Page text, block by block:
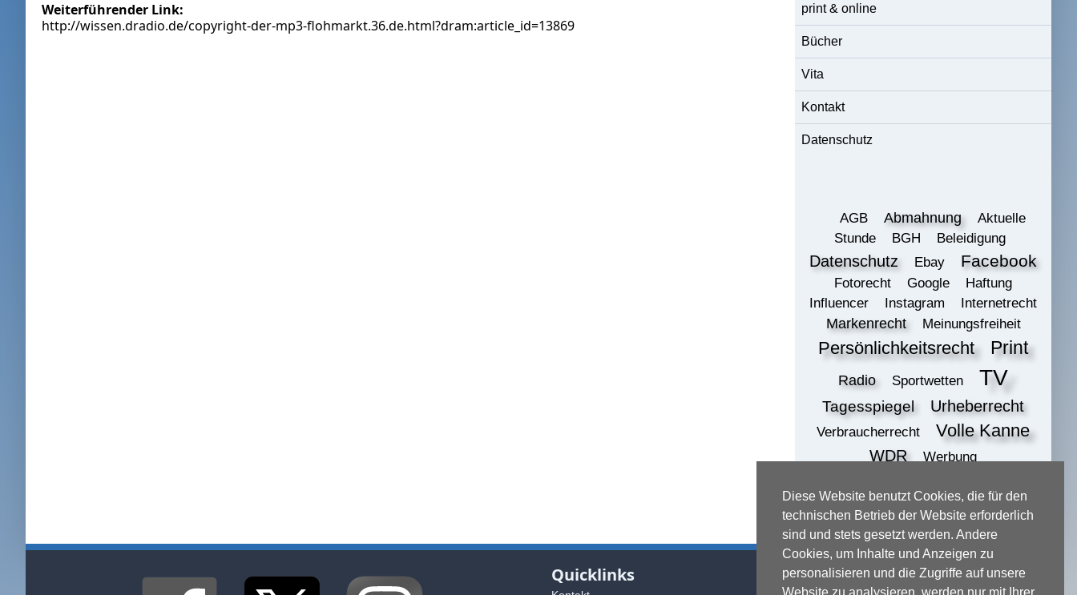
Diese Website benutzt Cookies, die für den
technischen Betrieb der Website erforderlich
sind und stets gesetzt werden. Andere
Cookies, um Inhalte und Anzeigen zu
personalisieren und die Zugriffe auf unsere
Weiterführender Link:
http://wissen.dradio.de/copyright-der-mp3-flohmarkt.36.de.html?dram:article_id=13869
print & online
Bücher
Vita
Kontakt
Datenschutz
AGB Abmahnung
Aktuelle
Stunde
BGH Beleidigung
Datenschutz Ebay Facebook
Fotorecht Google
Haftung
Influencer
Instagram Internetrecht
Markenrecht Meinungsfreiheit
Persönlichkeitsrecht Print
Radio Sportwetten TV
Tagesspiegel Urheberrecht
Verbraucherrecht Volle Kanne
WDR Werbung
print
Quicklinks Kontaktadresse